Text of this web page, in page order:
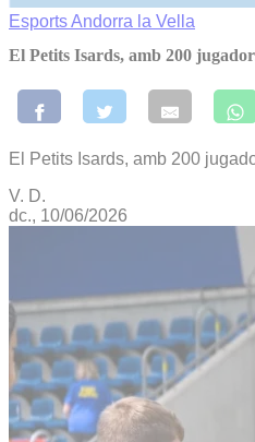
EsportsAndorra la Vella
El Petits Isards, amb 200
El Petits Isards, amb 200
V. D.
dc., 10/06/2026